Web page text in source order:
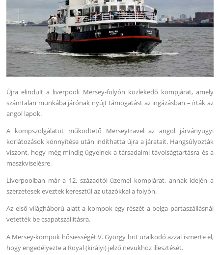
Újra elindult a liverpooli Mersey-folyón közlekedő kompjárat, amely
számtalan munkába járónak nyújt támogatást az ingázásban – írták az
angol lapok.
A kompszolgálatot működtető Merseytravel az angol járványügyi
korlátozások könnyítése után indíthatta újra a járatait. Hangsúlyozták
viszont, hogy még mindig ügyelnek a társadalmi távolságtartásra és a
maszkviselésre.
Liverpoolban már a 12. századtól üzemel kompjárat, annak idején a
szerzetesek eveztek keresztül az utazókkal a folyón.
Az első világháború alatt a kompok egy részét a belga partaszállásnál
vetették be csapatszállításra.
A Mersey-kompok hősiességét V. György brit uralkodó azzal ismerte el,
hogy engedélyezte a Royal (királyi) jelző nevükhöz illesztését.